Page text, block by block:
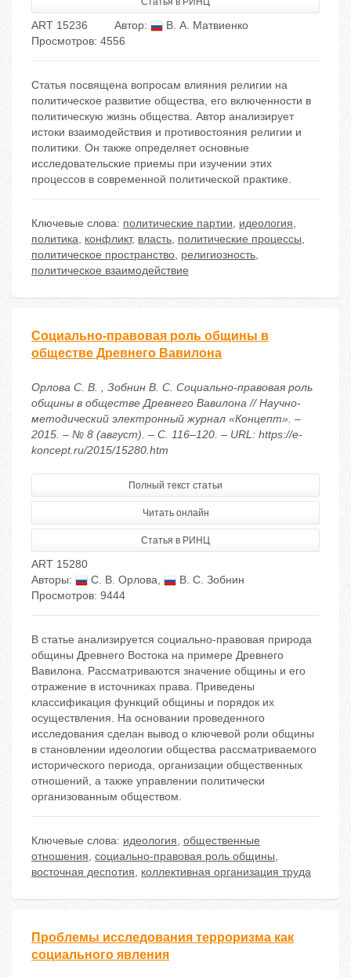
ART 15236 Автор:
В. А. Матвиенко
Просмотров: 4556
Статья посвящена вопросам влияния религии на
политическое развитие общества, его включенности в
политическую жизнь общества. Автор анализирует
истоки взаимодействия и противостояния религии и
политики. Он также определяет основные
исследовательские приемы при изучении этих
процессов в современной политической практике.
Ключевые слова: политические партии, идеология,
политика, конфликт, власть, политические процессы,
политическое пространство, религиозность,
политическое взаимодействие
Социально-правовая роль общины в
обществе Древнего Вавилона
Орлова С. В. , Зобнин В. С. Социально-правовая роль
общины в обществе Древнего Вавилона // Научно-
методический электронный журнал «Концепт». –
2015. – № 8 (август). – С. 116–120. – URL: https://e-
koncept.ru/2015/15280.htm
Полный текст статьи
Читать онлайн
Статья в РИНЦ
ART 15280
Авторы:
С. В. Орлова,
В. С. Зобнин
Просмотров: 9444
В статье анализируется социально-правовая природа
общины Древнего Востока на примере Древнего
Вавилона. Рассматриваются значение общины и его
отражение в источниках права. Приведены
классификация функций общины и порядок их
осуществления. На основании проведенного
исследования сделан вывод о ключевой роли общины
в становлении идеологии общества рассматриваемого
исторического периода, организации общественных
отношений, а также управлении политически
организованным обществом.
Ключевые слова: идеология, общественные
отношения, социально-правовая роль общины,
восточная деспотия, коллективная организация труда
Проблемы исследования терроризма как
социального явления